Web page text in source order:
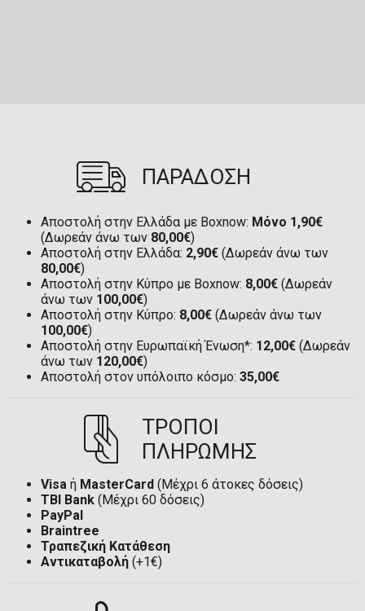
ΠΑΡΑΔΟΣΗ
Αποστολή στην Ελλάδα με Boxnow: Μόνο 1,90€
(Δωρεάν άνω των 80,00€)
Αποστολή στην Ελλάδα: 2,90€ (Δωρεάν άνω των
80,00€)
Αποστολή στην Κύπρο με Boxnow: 8,00€ (Δωρεάν
άνω των 100,00€)
Αποστολή στην Κύπρο: 8,00€ (Δωρεάν άνω των
100,00€)
Αποστολή στην Ευρωπαϊκή Ένωση*: 12,00€ (Δωρεάν
άνω των 120,00€)
Αποστολή στον υπόλοιπο κόσμο: 35,00€
ΤΡΟΠΟΙ
ΠΛΗΡΩΜΗΣ
Visa ή MasterCard (Μέχρι 6 άτοκες δόσεις)
TBI Bank (Μέχρι 60 δόσεις)
PayPal
Braintree
Τραπεζική Κατάθεση
Αντικαταβολή (+1€)